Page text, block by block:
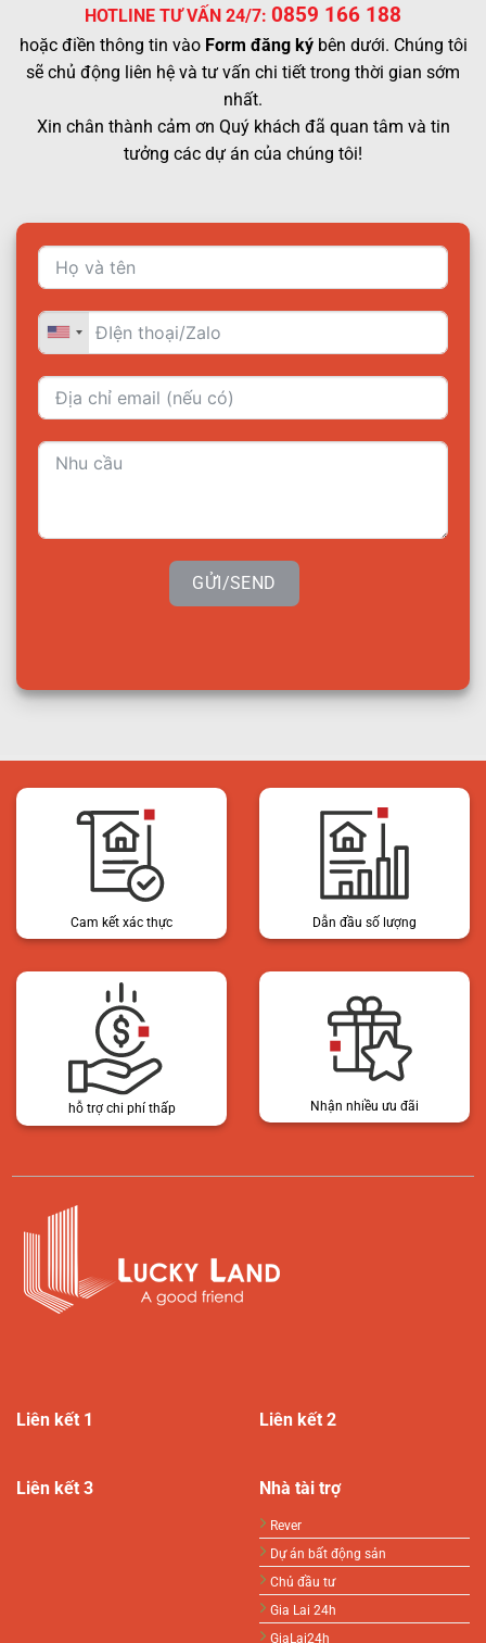
HOTLINE TƯ VẤN 24/7: 0859 166 188
hoặc điền thông tin vào Form đăng kýbên dưới. Chúng tôi
sẽ chủ động liên hệ và tư vấn chi tiết trong thời gian sớm
nhất.
Xin chân thành cảm ơn Quý khách đã quan tâm và tin
tưởng các dự án của chúng tôi!
GỬI/SEND
Cam kết xác thực Dẫn đầu số lượng
hỗ trợ chi phí thấp Nhận nhiều ưu đãi
Liên kết 1 Liên kết 2
Liên kết 3 Nhà tài trợ
Rever
Dự án bất động sản
Chủ đầu tư
Gia Lai 24h
GiaLai24h